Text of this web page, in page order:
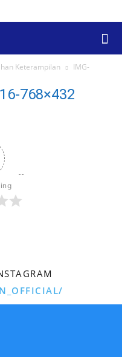
Keterampilan
IMG-
768×432